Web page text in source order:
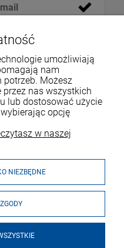
umożliwiają
nam
potrzeb. Możesz
nas wszystkich
lub dostosować użycie
opcję
w naszej
NIEZBĘDNE